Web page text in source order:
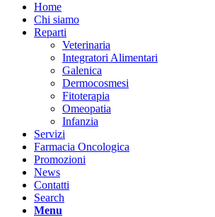
Home
Chi siamo
Reparti
Veterinaria
Integratori Alimentari
Galenica
Dermocosmesi
Fitoterapia
Omeopatia
Infanzia
Servizi
Farmacia Oncologica
Promozioni
News
Contatti
Search
Menu